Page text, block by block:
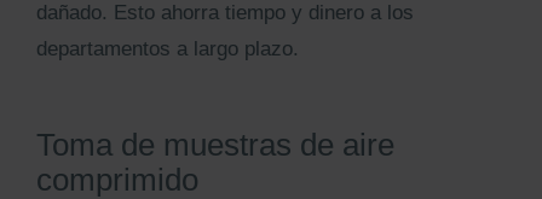
dañado. Esto ahorra tiempo y dinero a los
departamentos a largo plazo.
Toma de muestras de aire
comprimido